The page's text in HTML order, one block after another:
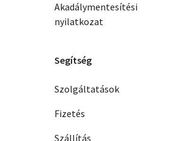
Akadálymentesítési
nyilatkozat
Segítség
Szolgáltatások
Fizetés
Szállítás